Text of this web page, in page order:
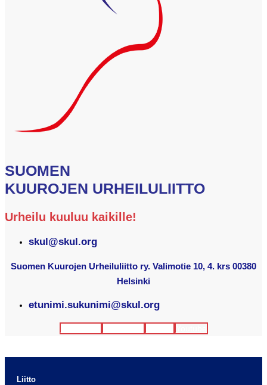
SUOMEN
KUUROJEN URHEILULIITTO
Urheilu kuuluu kaikille!
skul@skul.org
Suomen Kuurojen Urheiluliitto ry. Valimotie 10, 4. krs 00380
Helsinki
etunimi.sukunimi@skul.org
Liitto